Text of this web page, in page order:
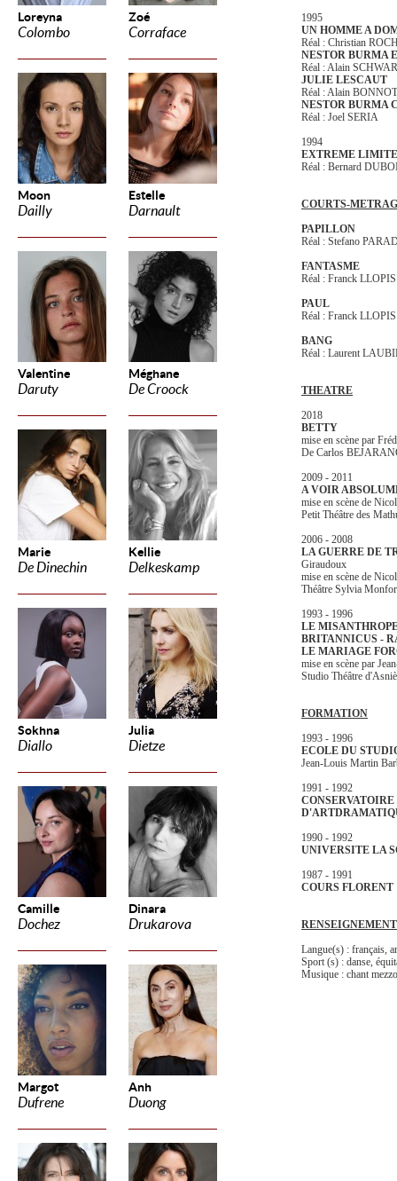
Loreyna
Colombo
Zoé
Corraface
Moon
Dailly
Estelle
Darnault
Valentine
Daruty
Méghane
De Croock
Marie
De Dinechin
Kellie
Delkeskamp
Sokhna
Diallo
Julia
Dietze
Camille
Dochez
Dinara
Drukarova
Margot
Dufrene
Anh
Duong
1995
UN HOMME A
Réal : Christian
NESTOR BURMA
Réal : Alain
JULIE LESCAUT
Réal : Alain BONNOT
NESTOR BURMA
Réal : Joel SERIA
1994
EXTREME LIMITE
Réal : Bernard
COURTS-
PAPILLON
Réal : Stefano
FANTASME
Réal : Franck LLOPIS
PAUL
Réal : Franck LLOPIS
BANG
Réal : Laurent
THEATRE
2018
BETTY
mise en scène par
De Carlos
2009 - 2011
A VOIR
mise en scène de
Petit Théâtre des
2006 - 2008
LA GUERRE DE
Giraudoux
mise en scène de
Théâtre Sylvia
1993 - 1996
LE
BRITANNICUS -
LE MARIAGE
mise en scène par
Studio Théâtre
FORMATION
1993 - 1996
ECOLE DU
Jean-Louis Martin
1991 - 1992
D'ART
1990 - 1992
UNIVERSITE LA
1987 - 1991
COURS FLORENT
Langue(s) : français,
Sport (s) : danse,
Musique : chant